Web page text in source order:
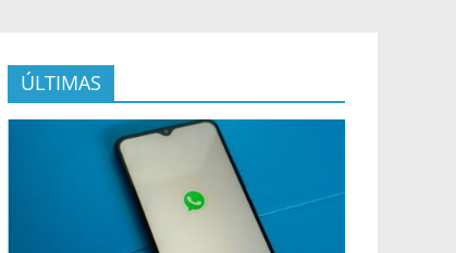
ÚLTIMAS